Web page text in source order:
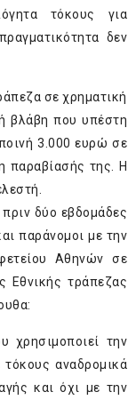
τόκους για
δεν
σε χρηματική
βλάβη που υπέστη
3.000 ευρώ σε
παραβίασής της. Η
δύο εβδομάδες
παράνομοι με την
Αθηνών σε
Εθνικής τράπεζας
χρησιμοποιεί την
αναδρομικά
και όχι με την